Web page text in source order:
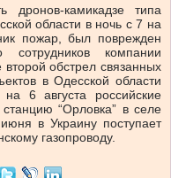
дронов-камикадзе типа
области в ночь с 7 на
пожар, был поврежден
сотрудников компании
обстрел связанных
в Одесской области
6 августа российские
“Орловка” в селе
в Украину поступает
газопроводу.